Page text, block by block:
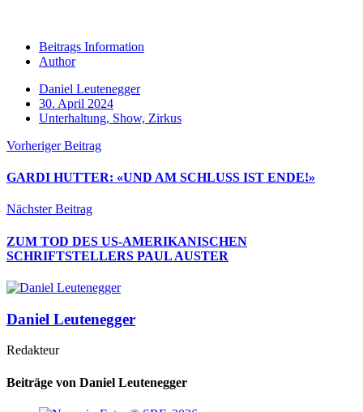
Beitrags Information
Author
Daniel Leutenegger
30. April 2024
Unterhaltung, Show, Zirkus
Vorheriger Beitrag
GARDI HUTTER: «UND AM SCHLUSS IST ENDE!»
Nächster Beitrag
ZUM TOD DES US-AMERIKANISCHEN
SCHRIFTSTELLERS PAUL AUSTER
Daniel Leutenegger
Redakteur
Beiträge von Daniel Leutenegger